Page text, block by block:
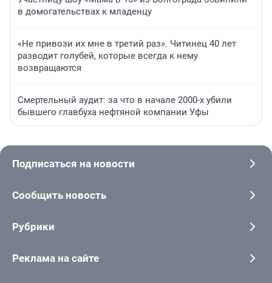
в домогательствах к младенцу
«Не привози их мне в третий раз». Читинец 40 лет
разводит голубей, которые всегда к нему
возвращаются
Смертельный аудит: за что в начале 2000-х убили
бывшего главбуха нефтяной компании Уфы
Подписаться на новости
Сообщить новость
Рубрики
Реклама на сайте